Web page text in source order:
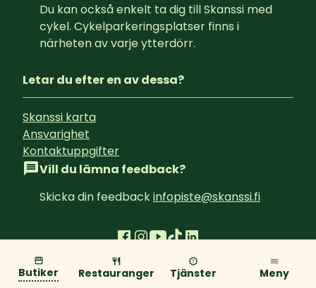
Butiker Restauranger Tjänster Meny
Du kan också enkelt ta dig till Skanssi med
cykel. Cykelparkeringsplatser finns i
närheten av varje ytterdörr.
Letar du efter en av dessa?
Skanssi karta
Ansvarighet
Kontaktuppgifter
Vill du lämna feedback?
Skicka din feedback infopiste@skanssi.fi
Integritetspolicy